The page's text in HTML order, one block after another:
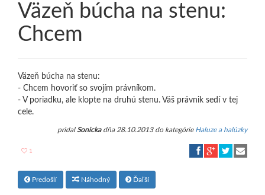
Väzeň búcha na stenu:
Chcem
Väzeň búcha na stenu:
- Chcem hovoriť so svojím právníkom.
- V poriadku, ale klopte na druhú stenu. Váš právnik sedí v tej
cele.
pridalSonickadňa 28.10.2013 do kategórie Haluze a halúzky
1
Predošlí Náhodný Ďaľší